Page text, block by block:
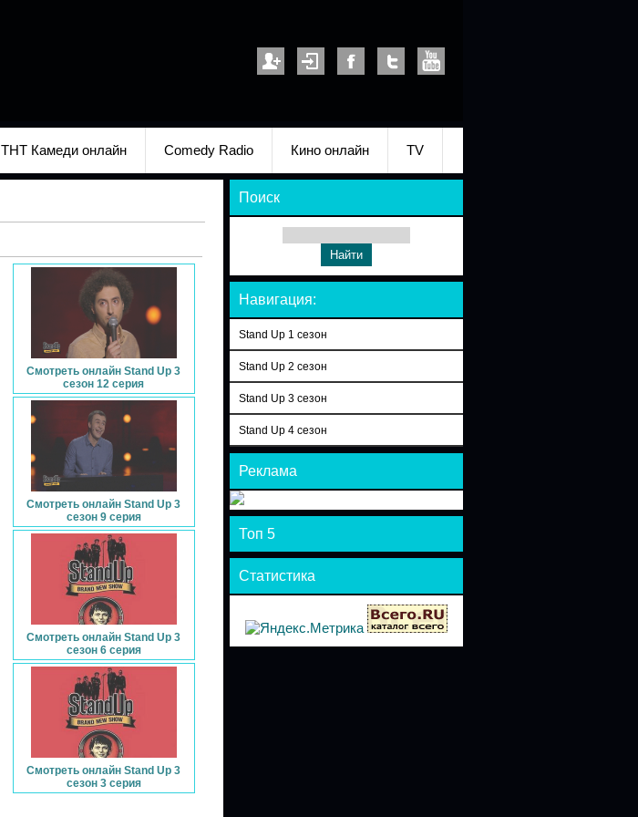
ТНТ Камеди онлайн Comedy Radio Кино онлайн TV
Смотреть онлайн Stand Up 3
сезон 12 серия
Смотреть онлайн Stand Up 3
сезон 9 серия
Смотреть онлайн Stand Up 3
сезон 6 серия
Смотреть онлайн Stand Up 3
сезон 3 серия
Поиск
Навигация:
Stand Up 1 сезон
Stand Up 2 сезон
Stand Up 3 сезон
Stand Up 4 сезон
Реклама
Топ 5
Статистика